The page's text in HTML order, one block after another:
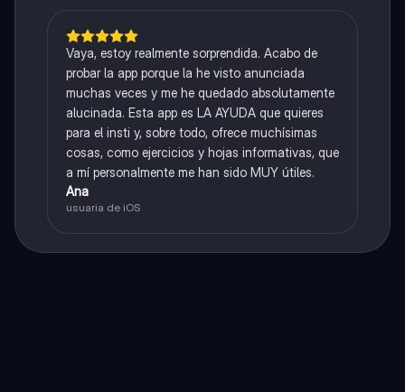
Vaya, estoy realmente sorprendida. Acabo de
probar la app porque la he visto anunciada
muchas veces y me he quedado absolutamente
alucinada. Esta app es LA AYUDA que quieres
para el insti y, sobre todo, ofrece muchísimas
cosas, como ejercicios y hojas informativas, que
a mí personalmente me han sido MUY útiles.
Ana
usuaria de iOS